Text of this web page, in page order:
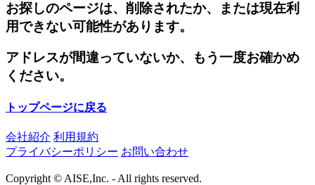
お探しのページは、削除されたか、または現在利
用できない可能性があります。
アドレスが間違っていないか、もう一度お確かめ
ください。
トップページに戻る
会社紹介 利用規約
プライバシーポリシー お問い合わせ
Copyright © AISE,Inc. - All rights reserved.